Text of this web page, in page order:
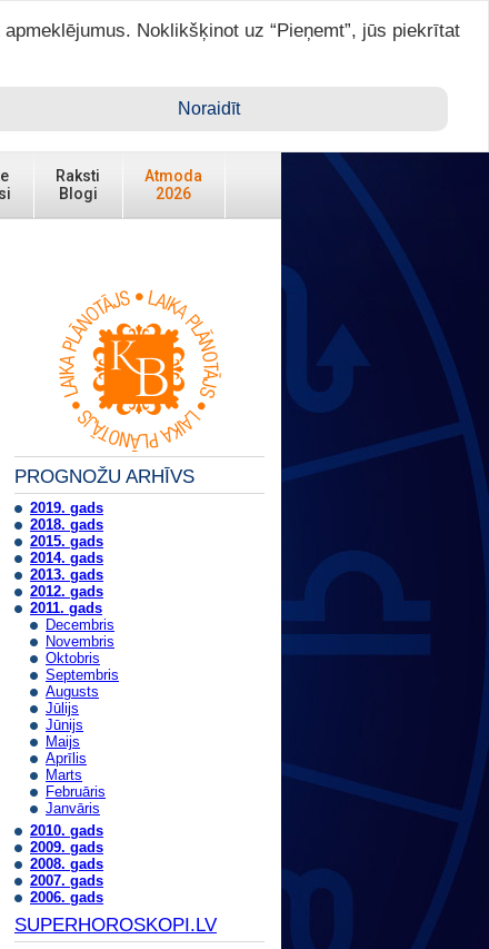
Ienākt ar ASTRO VIP >
Raksti
Blogi
Atmoda
2026
PROGNOŽU ARHĪVS
2019. gads
2018. gads
2015. gads
2014. gads
2013. gads
2012. gads
2011. gads
Decembris
Novembris
Oktobris
Septembris
Augusts
Jūlijs
Jūnijs
Maijs
Aprīlis
Marts
Februāris
Janvāris
2010. gads
2009. gads
2008. gads
2007. gads
2006. gads
SUPERHOROSKOPI.LV
Noklikšķinot uz “Pieņemt”, jūs piekrītat
Noraidīt